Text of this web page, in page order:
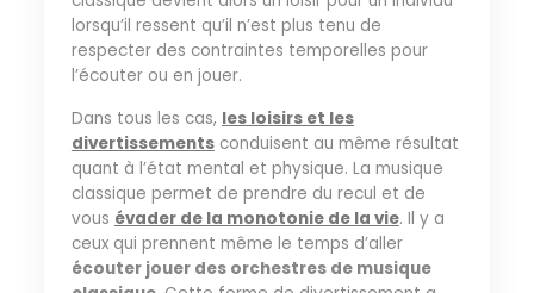
lorsqu’il ressent qu’il n’est plus tenu de
respecter des contraintes temporelles pour
l’écouter ou en jouer.
Dans tous les cas, les loisirs et les
divertissementsconduisent au même résultat
quant à l’état mental et physique. La musique
classique permet de prendre du recul et de
vous évader de la monotonie de la vie. Il y a
ceux qui prennent même le temps d’aller
écouter jouer des orchestres de musique